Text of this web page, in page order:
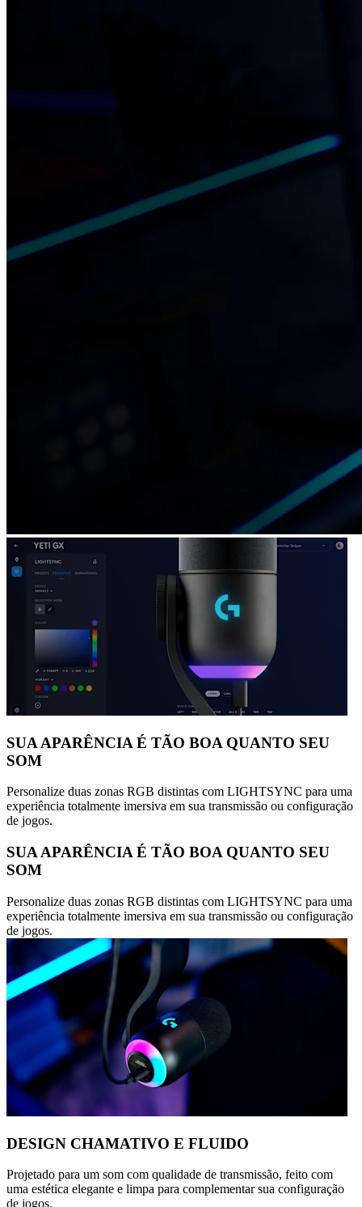
SUA APARÊNCIA É TÃO BOA QUANTO SEU
SOM
Personalize duas zonas RGB distintas com LIGHTSYNC para uma
experiência totalmente imersiva em sua transmissão ou configuração
de jogos.
SUA APARÊNCIA É TÃO BOA QUANTO SEU
SOM
Personalize duas zonas RGB distintas com LIGHTSYNC para uma
experiência totalmente imersiva em sua transmissão ou configuração
de jogos.
DESIGN CHAMATIVO E FLUIDO
Projetado para um som com qualidade de transmissão, feito com
uma estética elegante e limpa para complementar sua configuração
de jogos.